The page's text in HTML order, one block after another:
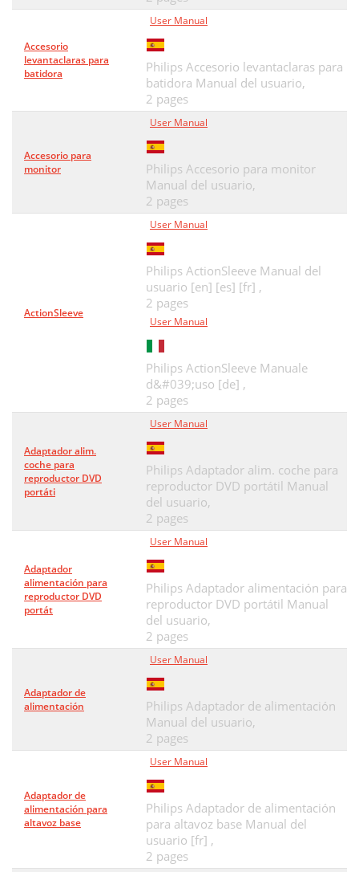
Accesorio
levantaclaras para
batidora
User Manual
Philips Accesorio levantaclaras para
batidora Manual del usuario,
2 pages
Accesorio para
monitor
User Manual
Philips Accesorio para monitor
Manual del usuario,
2 pages
ActionSleeve
User Manual
Philips ActionSleeve Manual del
usuario [en] [es] [fr] ,
2 pages
User Manual
Philips ActionSleeve Manuale
d&#039;uso [de] ,
2 pages
Adaptador alim.
coche para
reproductor DVD
portáti
User Manual
Philips Adaptador alim. coche para
reproductor DVD portátil Manual
del usuario,
2 pages
Adaptador
alimentación para
reproductor DVD
portát
User Manual
Philips Adaptador alimentación para
reproductor DVD portátil Manual
del usuario,
2 pages
Adaptador de
alimentación
User Manual
Philips Adaptador de alimentación
Manual del usuario,
2 pages
Adaptador de
alimentación para
altavoz base
User Manual
Philips Adaptador de alimentación
para altavoz base Manual del
usuario [fr] ,
2 pages